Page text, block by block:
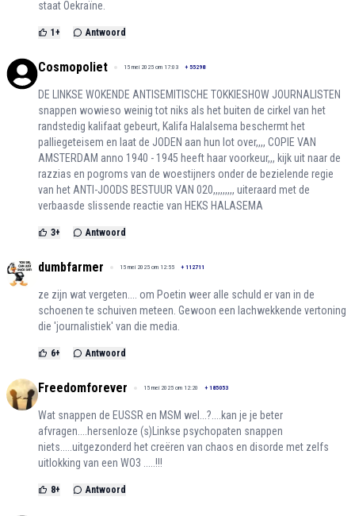
staat Oekraïne.
1 + Antwoord
Cosmopoliet 15 mei 2025 om 17:03 + 55298
DE LINKSE WOKENDE ANTISEMITISCHE TOKKIESHOW JOURNALISTEN
snappen wowieso weinig tot niks als het buiten de cirkel van het
randstedig kalifaat gebeurt, Kalifa Halalsema beschermt het
palliegeteisem en laat de JODEN aan hun lot over,,,, COPIE VAN
AMSTERDAM anno 1940 - 1945 heeft haar voorkeur,,, kijk uit naar de
razzias en pogroms van de woestijners onder de bezielende regie
van het ANTI-JOODS BESTUUR VAN 020,,,,,,,,, uiteraard met de
verbaasde slissende reactie van HEKS HALASEMA
3+ Antwoord
dumbfarmer 15 mei 2025 om 12:55 + 112711
ze zijn wat vergeten.... om Poetin weer alle schuld er van in de
schoenen te schuiven meteen. Gewoon een lachwekkende vertoning
die 'journalistiek' van die media.
6+ Antwoord
Freedomforever 15 mei 2025 om 12:20 + 185053
Wat snappen de EUSSR en MSM wel...?....kan je je beter
afvragen....hersenloze (s)Linkse psychopaten snappen
niets.....uitgezonderd het creëren van chaos en disorde met zelfs
uitlokking van een WO3 .....!!!
8+ Antwoord